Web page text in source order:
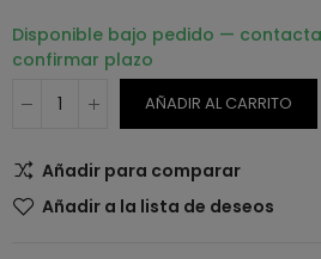
Disponible bajo pedido —
confirmar plazo
AÑADIR AL CARRITO
Añadir para comparar
Añadir a la lista de deseos